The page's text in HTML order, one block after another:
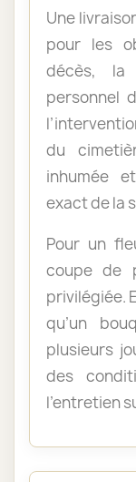
Une
pour les
décès, la
personnel
du
inhumée
exact de la
Pour un
coupe de
privilégiée.
qu’un
plusieurs
des
l’entretien